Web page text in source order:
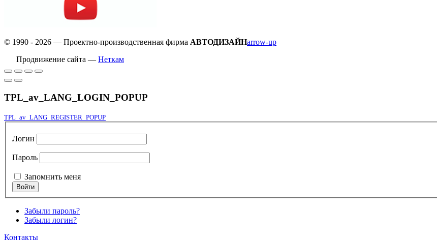
© 1990 - 2026 — Проектно-производственная фирма АВТОДИЗАЙНarrow-up
Продвижение сайта — Неткам
TPL_av_LANG_LOGIN_POPUP
TPL_av_LANG_REGISTER_POPUP
Логин
Пароль
Запомнить меня
Забыли пароль?
Забыли логин?
Контакты